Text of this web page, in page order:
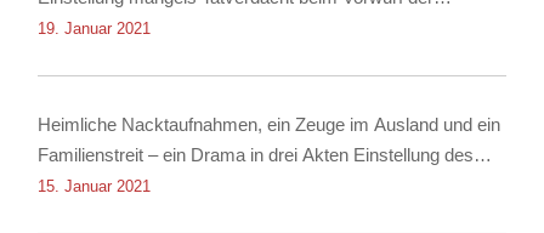
Nachstellung
19. Januar 2021
Heimliche Nacktaufnahmen, ein Zeuge im Ausland und ein
Familienstreit – ein Drama in drei Akten Einstellung des
Verfahrens dank Rechtsanwalt für Strafrecht Christian
15. Januar 2021